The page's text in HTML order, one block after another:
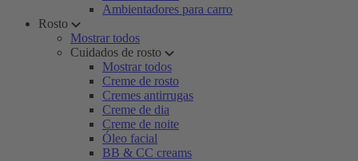
Ambientadores para carro
Rosto
Mostrar todos
Cuidados de rosto
Mostrar todos
Creme de rosto
Cremes antirrugas
Creme de dia
Creme de noite
Óleo facial
BB & CC creams